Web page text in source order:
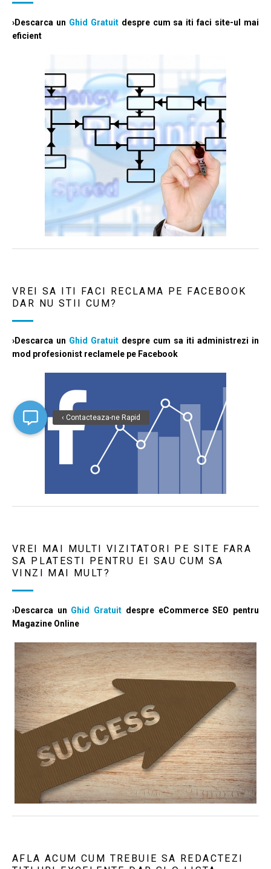
›Descarca un Ghid Gratuitdespre cum sa iti faci site-ul mai
eficient
VREI SA ITI FACI RECLAMA PE FACEBOOK
DAR NU STII CUM?
›Descarca un Ghid Gratuit despre cum sa iti administrezi in
mod profesionist reclamele pe Facebook
VREI MAI MULTI VIZITATORI PE SITE FARA
SA PLATESTI PENTRU EI SAU CUM SA
VINZI MAI MULT?
›Descarca un Ghid Gratuit despre eCommerce SEO pentru
Magazine Online
AFLA ACUM CUM TREBUIE SA REDACTEZI
‹ Contacteaza-ne Rapid